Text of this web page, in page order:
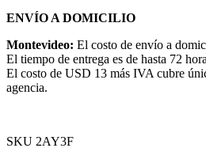
ENVÍO A DOMICILIO
Montevideo: El costo de envío a
El tiempo de entrega es de hasta 72
El costo de USD 13 más IVA cubre
agencia.
SKU 2AY3F